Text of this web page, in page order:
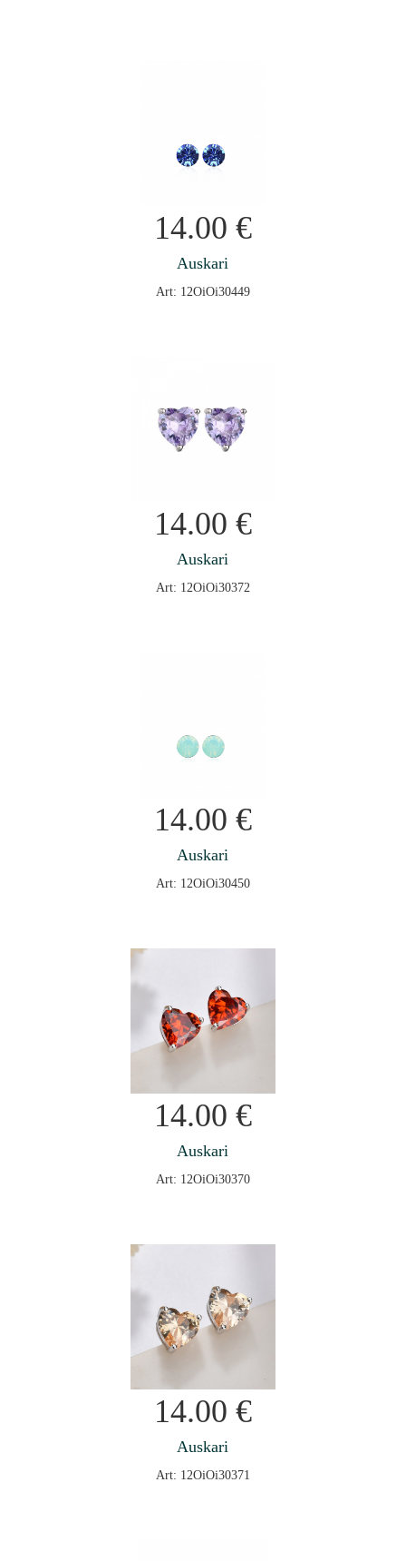
14.00 €
Auskari
Art: 12OiOi30449
14.00 €
Auskari
Art: 12OiOi30372
14.00 €
Auskari
Art: 12OiOi30450
14.00 €
Auskari
Art: 12OiOi30370
14.00 €
Auskari
Art: 12OiOi30371